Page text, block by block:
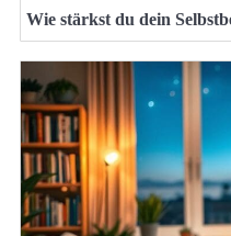
Wie stärkst du dein